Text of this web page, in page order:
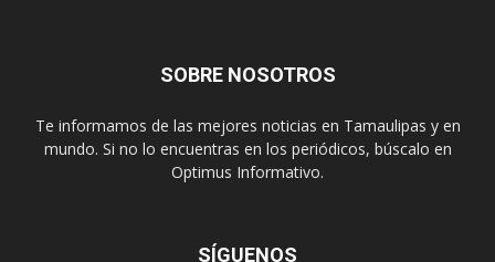
SOBRE NOSOTROS
Te informamos de las mejores noticias en Tamaulipas y en
mundo. Si no lo encuentras en los periódicos, búscalo en
Optimus Informativo.
SÍGUENOS